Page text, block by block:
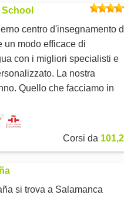
centro d'insegnamento
un modo efficace di
con i migliori specialisti e
La nostra
Quello che facciamo in
Corsi da
si trova a Salamanca